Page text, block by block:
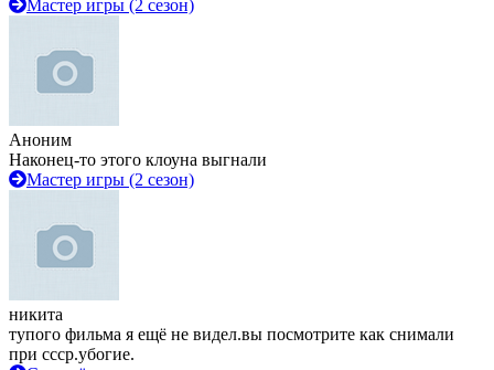
Мастер игры (2 сезон)
Аноним
Наконец-то этого клоуна выгнали
Мастер игры (2 сезон)
никита
тупого фильма я ещё не видел.вы посмотрите как снимали
при ссср.убогие.